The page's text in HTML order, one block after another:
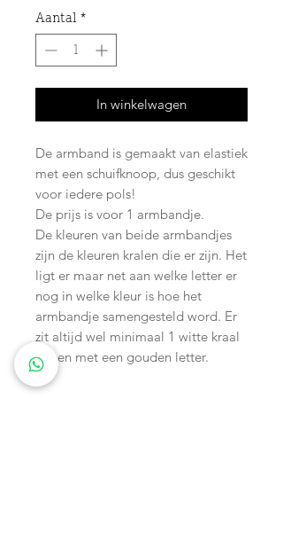
Aantal *
In winkelwagen
De armband is gemaakt van elastiek
met een schuifknoop, dus geschikt
voor iedere pols!
De prijs is voor 1 armbandje.
De kleuren van beide armbandjes
zijn de kleuren kralen die er zijn. Het
ligt er maar net aan welke letter er
nog in welke kleur is hoe het
armbandje samengesteld word. Er
zit altijd wel minimaal 1 witte kraal
tussen met een gouden letter.